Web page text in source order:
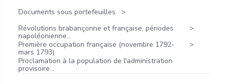
Documents sous portefeuilles
Révolutions brabançonne et française, périodes
napoléonienne...
Première occupation française (novembre 1792-
mars 1793)
Proclamation à la population de l'administration
provisoire...